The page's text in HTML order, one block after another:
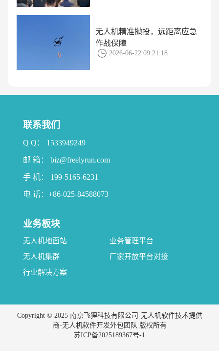
无人机精准抛投，远距离应急
作战保障
2026-06-22 09:21:18
联系我们
Q Q： 1533949249
邮 箱： biz@freelyrun.com
手 机： 199-5165-6231
电 话：+86-025-84588073
业务板块
无人机地面站
业务管理平台
无人机集群
厂家开放平台对接
行业解决方案
Copyright © 2025 南京飞狸科技有限公司-无人机软件技术提供
商-无人机软件开发外包团队 版权所有
苏ICP备2025189367号-1